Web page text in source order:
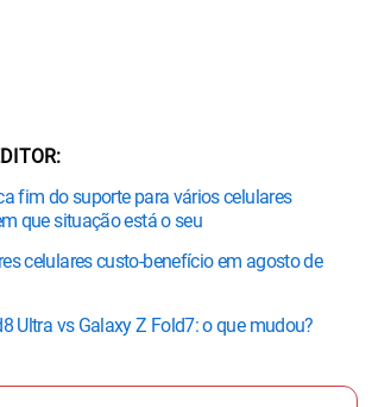
fim do suporte para vários celulares
que situação está o seu
celulares custo-benefício em agosto de
Ultra vs Galaxy Z Fold7: o que mudou?